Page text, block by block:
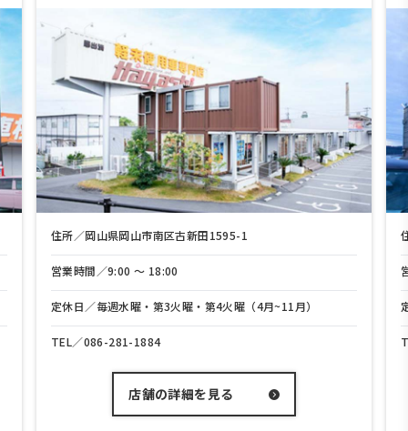
住所／岡山県岡山市南区古新田1595-1
営業時間／9:00 〜 18:00
定休日／毎週水曜・第3火曜・第4火曜（4月~11月）
TEL／086-281-1884
店舗の詳細を見る